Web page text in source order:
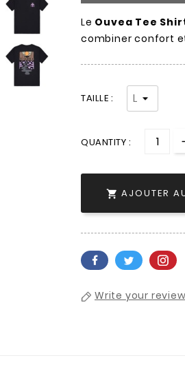
Le Ouvea Tee
combiner confort
TAILLE :
QUANTITY :
 AJOUTER
Write your review